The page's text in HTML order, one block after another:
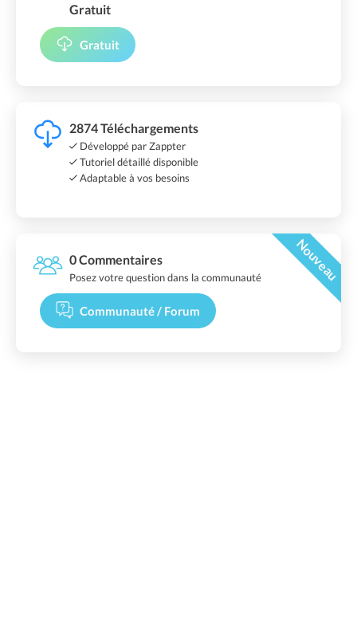
Gratuit
Gratuit
2874 Téléchargements
Développé par Zappter
Tutoriel détaillé disponible
Adaptable à vos besoins
0 Commentaires Nouveau
Posez votre question dans la communauté
Communauté / Forum